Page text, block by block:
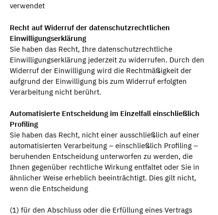
verwendet
Recht auf Widerruf der datenschutzrechtlichen
Einwilligungserklärung
Sie haben das Recht, Ihre datenschutzrechtliche
Einwilligungserklärung jederzeit zu widerrufen. Durch den
Widerruf der Einwilligung wird die Rechtmäßigkeit der
aufgrund der Einwilligung bis zum Widerruf erfolgten
Verarbeitung nicht berührt.
Automatisierte Entscheidung im Einzelfall einschließlich
Profiling
Sie haben das Recht, nicht einer ausschließlich auf einer
automatisierten Verarbeitung – einschließlich Profiling –
beruhenden Entscheidung unterworfen zu werden, die
Ihnen gegenüber rechtliche Wirkung entfaltet oder Sie in
ähnlicher Weise erheblich beeinträchtigt. Dies gilt nicht,
wenn die Entscheidung
(1) für den Abschluss oder die Erfüllung eines Vertrags